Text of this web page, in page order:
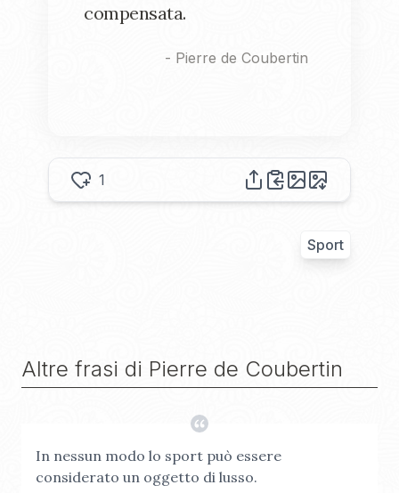
compensata.
- Pierre de Coubertin
1
Sport
Altre frasi di Pierre de Coubertin
In nessun modo lo sport può essere
considerato un oggetto di lusso.